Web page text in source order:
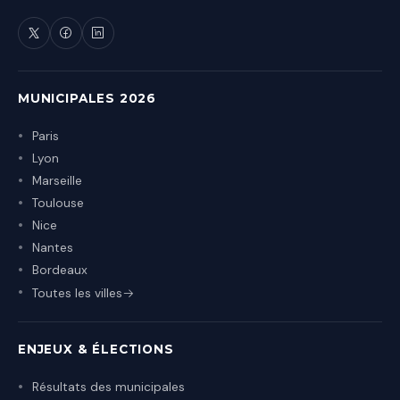
MUNICIPALES 2026
Paris
Lyon
Marseille
Toulouse
Nice
Nantes
Bordeaux
Toutes les villes
ENJEUX & ÉLECTIONS
Résultats des municipales